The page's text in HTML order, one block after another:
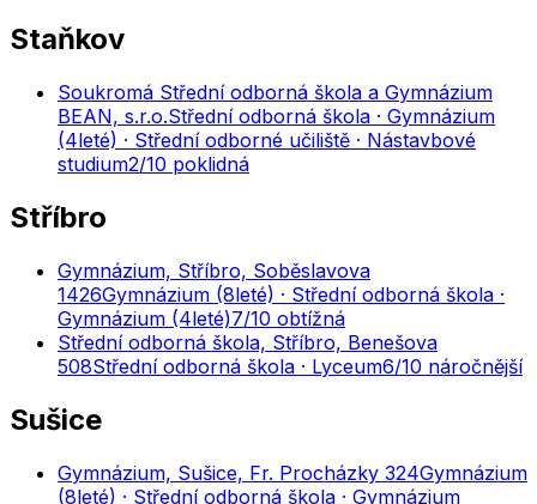
Staňkov
Soukromá Střední odborná škola a Gymnázium
BEAN, s.r.o.Střední odborná škola · Gymnázium
(4leté) · Střední odborné učiliště · Nástavbové
studium2/10 poklidná
Stříbro
Gymnázium, Stříbro, Soběslavova
1426Gymnázium (8leté) · Střední odborná škola ·
Gymnázium (4leté)7/10 obtížná
Střední odborná škola, Stříbro, Benešova
508Střední odborná škola · Lyceum6/10 náročnější
Sušice
Gymnázium, Sušice, Fr. Procházky 324Gymnázium
(8leté) · Střední odborná škola · Gymnázium